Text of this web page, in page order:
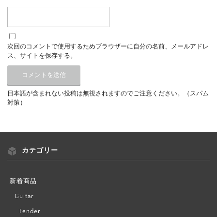
次回のコメントで使用するためブラウザーに自分の名前、メールアドレ
ス、サイトを保存する。
日本語が含まれない投稿は無視されますのでご注意ください。（スパム
対策）
カテゴリー
新着商品
Guitar
Fender